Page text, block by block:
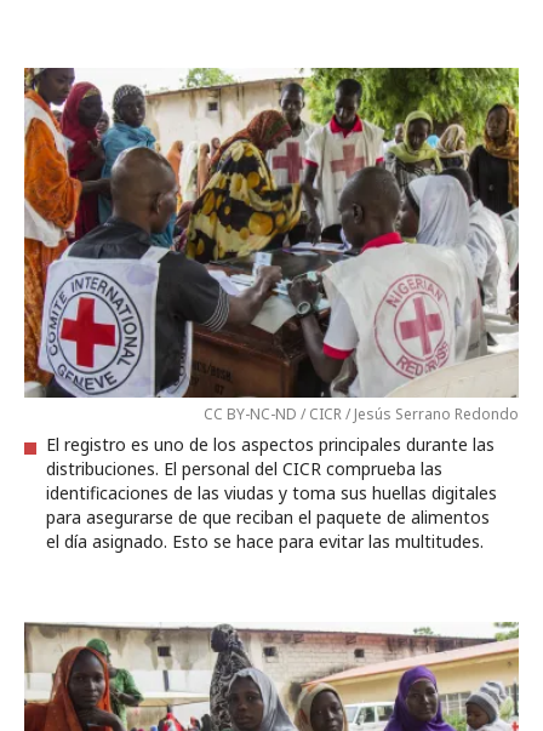
CC BY-NC-ND / CICR / Jesús Serrano Redondo
El registro es uno de los aspectos principales durante las
distribuciones. El personal del CICR comprueba las
identificaciones de las viudas y toma sus huellas digitales
para asegurarse de que reciban el paquete de alimentos
el día asignado. Esto se hace para evitar las multitudes.